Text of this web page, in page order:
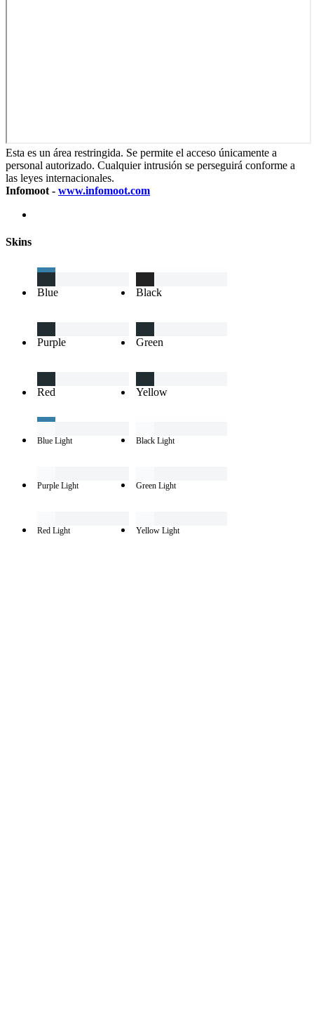
Esta es un área restringida. Se permite el acceso únicamente a
personal autorizado. Cualquier intrusión se perseguirá conforme a
las leyes internacionales.
Infomoot - www.infomoot.com
Skins
Blue Black
Purple Green
Red Yellow
Blue Light Black Light
Purple Light Green Light
Red Light Yellow Light